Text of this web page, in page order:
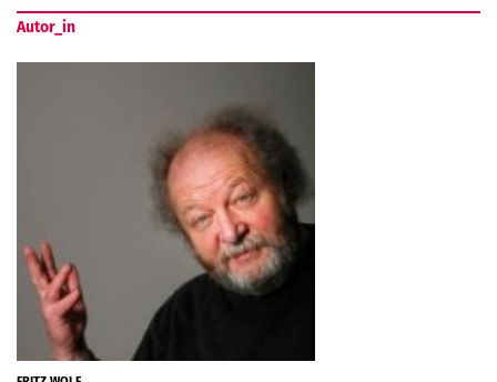
Autor_in